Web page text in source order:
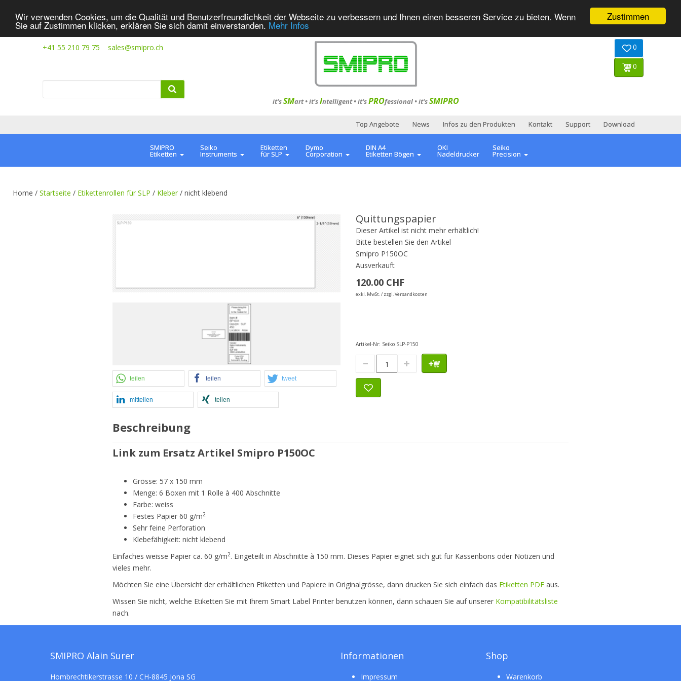
Zustimmen
Wir verwenden Cookies, um die Qualität und Benutzerfreundlichkeit der Webseite zu verbessern und Ihnen einen besseren Service zu bieten. Wenn
Sie auf Zustimmen klicken, erklären Sie sich damit einverstanden. Mehr Infos
+41 55 210 79 75 sales@smipro.ch
it'sSMart •it'sIntelligent•it'sPROfessional•it'sSMIPRO
0
0
Top Angebote News Infos zu den Produkten Kontakt Support Download
SMIPRO
Etiketten
Seiko
Instruments
Etiketten
für SLP
Dymo
Corporation
DIN A4
Etiketten Bögen
OKI
Nadeldrucker
Seiko
Precision
Home / Startseite / Etikettenrollen für SLP / Kleber / nicht klebend
teilen teilen tweet
mitteilen teilen
Quittungspapier
Dieser Artikel ist nicht mehr erhältlich!
Bitte bestellen Sie den Artikel
Smipro P150OC
Ausverkauft
120.00 CHF
exkl. MwSt. / zzgl. Versandkosten
Artikel-Nr: Seiko SLP-P150
Beschreibung
Link zum Ersatz Artikel Smipro P150OC
Grösse: 57 x 150 mm
Menge: 6 Boxen mit 1 Rolle à 400 Abschnitte
Farbe: weiss
Festes Papier 60 g/m2
Sehr feine Perforation
Klebefähigkeit: nicht klebend
Einfaches weisse Papier ca. 60 g/m2. Eingeteilt in Abschnitte à 150 mm. Dieses Papier eignet sich gut für Kassenbons oder Notizen und
vieles mehr.
Möchten Sie eine Übersicht der erhältlichen Etiketten und Papiere in Originalgrösse, dann drucken Sie sich einfach das Etiketten PDF aus.
Wissen Sie nicht, welche Etiketten Sie mit Ihrem Smart Label Printer benutzen können, dann schauen Sie auf unserer Kompatibilitätsliste
nach.
SMIPRO Alain Surer
Hombrechtikerstrasse 10 / CH-8845 Jona SG
Informationen
Impressum
Shop
Warenkorb